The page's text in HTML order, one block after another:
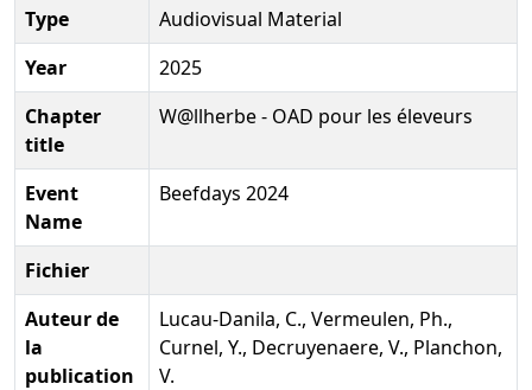
Type
Audiovisual Material
Year
2025
Chapter
title
W@llherbe - OAD pour les éleveurs
Event
Name
Beefdays 2024
Fichier
Auteur de
la
publication
Lucau-Danila, C., Vermeulen, Ph.,
Curnel, Y., Decruyenaere, V., Planchon,
V.